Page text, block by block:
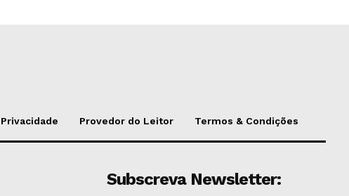
Provedor do Leitor Termos & Condições
Subscreva Newsletter: